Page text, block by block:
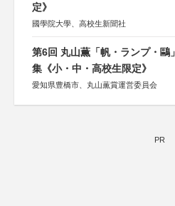
定》
國學院大學、高校生新聞社
第6回 丸山薫「帆・ランプ・鷗
集《小・中・高校生限定》
愛知県豊橋市、丸山薫賞運営委員会
PR